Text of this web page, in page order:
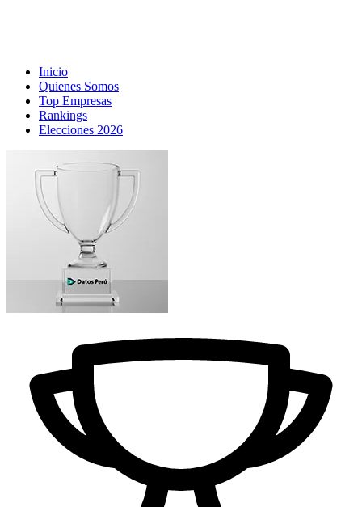
Inicio
Quienes Somos
Top Empresas
Rankings
Elecciones 2026